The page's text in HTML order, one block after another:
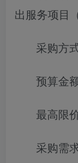
出服务项目
采购方
预算金
最高限
采购需